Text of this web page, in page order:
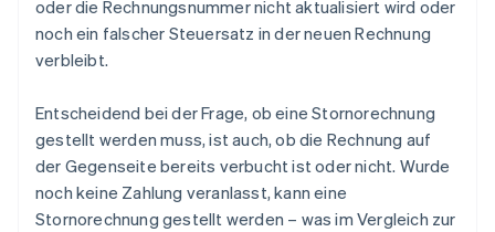
oder die Rechnungsnummer nicht aktualisiert wird oder
noch ein falscher Steuersatz in der neuen Rechnung
verbleibt.
Entscheidend bei der Frage, ob eine Stornorechnung
gestellt werden muss, ist auch, ob die Rechnung auf
der Gegenseite bereits verbucht ist oder nicht. Wurde
noch keine Zahlung veranlasst, kann eine
Stornorechnung gestellt werden – was im Vergleich zur